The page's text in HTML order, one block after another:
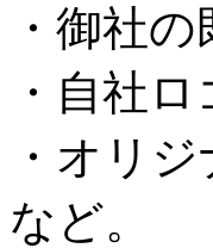
・御社
・自社
・オリ
など。